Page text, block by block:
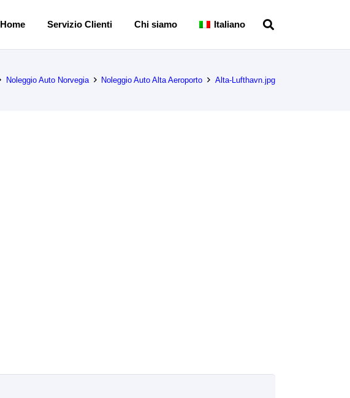
Home Servizio Clienti Chi siamo Italiano
Noleggio Auto Norvegia Noleggio Auto Alta Aeroporto Alta-Lufthavn.jpg